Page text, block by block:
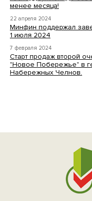
менее месяца!
22 апреля 2024
Минфин поддержал
1 июля 2024
7 февраля 2024
Старт продаж второй
"Новое Побережье" в
Набережных Челнов.